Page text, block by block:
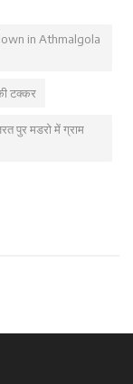
in Athmalgola
टक्कर
पुर मडरो में ग्राम